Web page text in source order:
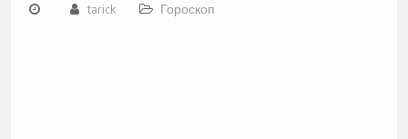
tarick Гороскоп